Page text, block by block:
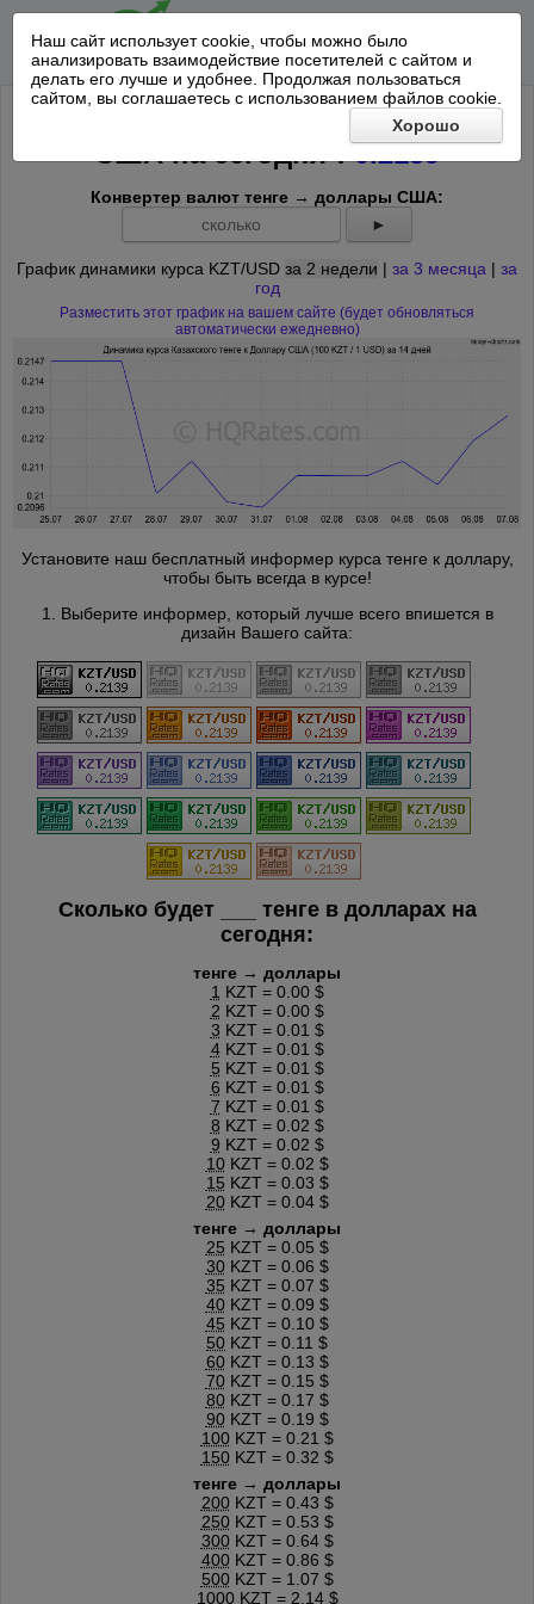
Наш сайт использует cookie, чтобы можно было
анализировать взаимодействие посетителей с сайтом и
делать его лучше и удобнее. Продолжая пользоваться
сайтом, вы соглашаетесь с использованием файлов cookie.
Хорошо
Курс 100 Казахских тенге к Доллару
США насегодня :0.2139
Конвертер валют тенге → доллары США:
►
График динамики курса KZT/USD за 2 недели | за 3 месяца | за
год
Разместить этот график на вашем сайте (будет обновляться
автоматически ежедневно)
Установите наш бесплатный информер курса тенге к доллару,
чтобы быть всегда в курсе!
1. Выберите информер, который лучше всего впишется в
дизайн Вашего сайта:
Сколько будет
тенге в долларах на
сегодня:
тенге → доллары
1 KZT = 0.00 $
2 KZT = 0.00 $
3 KZT = 0.01 $
4KZT = 0.01 $
5 KZT = 0.01 $
6 KZT = 0.01 $
7 KZT = 0.01 $
8 KZT = 0.02 $
9 KZT = 0.02 $
10KZT = 0.02 $
15 KZT = 0.03 $
20KZT = 0.04 $
тенге → доллары
25 KZT = 0.05 $
30KZT = 0.06 $
35 KZT = 0.07 $
40KZT = 0.09 $
45 KZT = 0.10 $
50 KZT = 0.11 $
60KZT = 0.13 $
70KZT = 0.15 $
80KZT = 0.17 $
90KZT = 0.19 $
100KZT = 0.21 $
150KZT = 0.32 $
тенге → доллары
200KZT = 0.43 $
250KZT = 0.53 $
300KZT = 0.64 $
400KZT = 0.86 $
500KZT = 1.07 $
1000KZT = 2.14 $